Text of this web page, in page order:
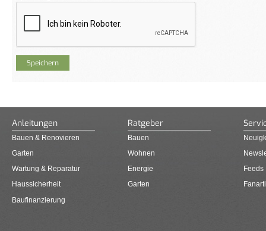
Anleitungen
Bauen & Renovieren
Garten
Wartung & Reparatur
Haussicherheit
Baufinanzierung
Ratgeber
Bauen
Wohnen
Energie
Garten
Feeds